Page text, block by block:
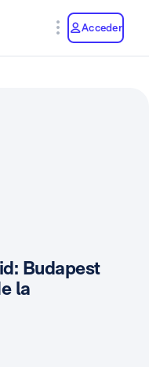
Acceder
Budapest
la